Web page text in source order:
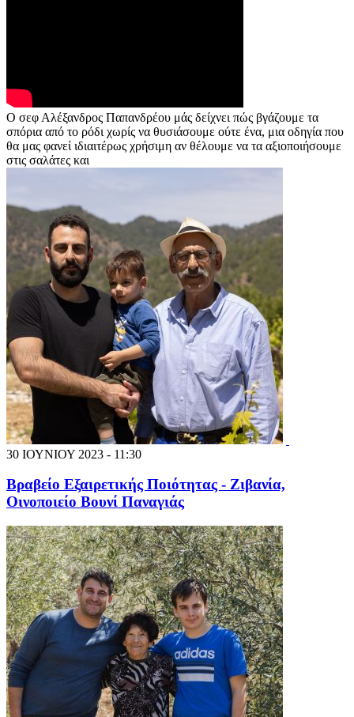
Ο σεφ Αλέξανδρος Παπανδρέου μάς δείχνει πώς βγάζουμε τα
σπόρια από το ρόδι χωρίς να θυσιάσουμε ούτε ένα, μια οδηγία που
θα μας φανεί ιδιαιτέρως χρήσιμη αν θέλουμε να τα αξιοποιήσουμε
στις σαλάτες και
30 ΙΟΥΝΙΟΥ 2023 - 11:30
Βραβείο Εξαιρετικής Ποιότητας - Ζιβανία,
Οινοποιείο Βουνί Παναγιάς